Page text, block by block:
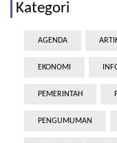
Kategori
AGENDA
EKONOMI
PEMERINTAH
PENGUMUMAN